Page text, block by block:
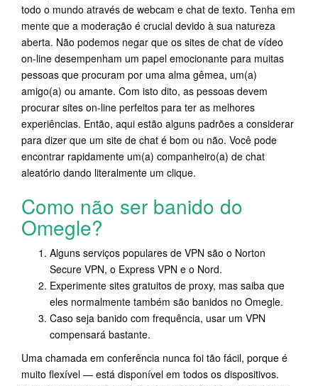
todo o mundo através de webcam e chat de texto. Tenha em
mente que a moderação é crucial devido à sua natureza
aberta. Não podemos negar que os sites de chat de vídeo
on-line desempenham um papel emocionante para muitas
pessoas que procuram por uma alma gêmea, um(a)
amigo(a) ou amante. Com isto dito, as pessoas devem
procurar sites on-line perfeitos para ter as melhores
experiências. Então, aqui estão alguns padrões a considerar
para dizer que um site de chat é bom ou não. Você pode
encontrar rapidamente um(a) companheiro(a) de chat
aleatório dando literalmente um clique.
Como não ser banido do
Omegle?
Alguns serviços populares de VPN são o Norton
Secure VPN, o Express VPN e o Nord.
Experimente sites gratuitos de proxy, mas saiba que
eles normalmente também são banidos no Omegle.
Caso seja banido com frequência, usar um VPN
compensará bastante.
Uma chamada em conferência nunca foi tão fácil, porque é
muito flexível — está disponível em todos os dispositivos.